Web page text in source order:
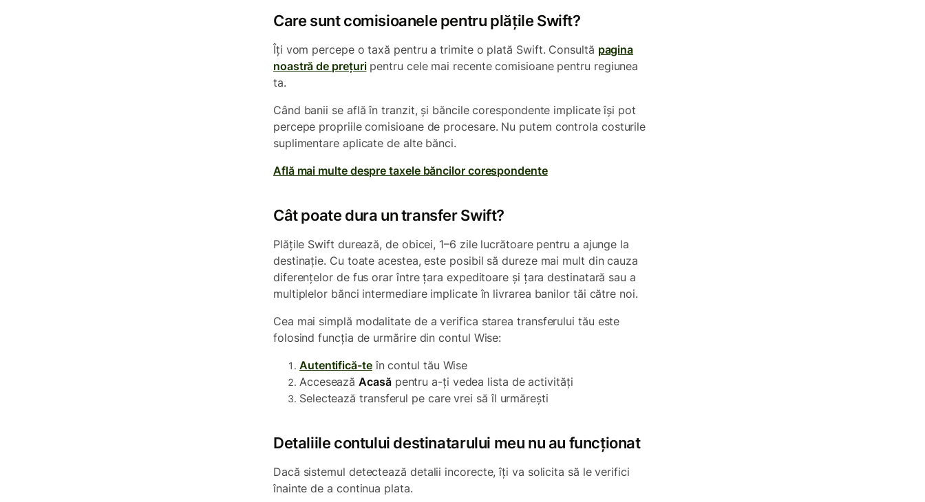
Care sunt comisioanele pentru plățile Swift?
Îți vom percepe o taxă pentru a trimite o plată Swift. Consultă pagina
noastră de prețuripentru cele mai recente comisioane pentru regiunea
ta.
Când banii se află în tranzit, și băncile corespondente implicate își pot
percepe propriile comisioane de procesare. Nu putem controla costurile
suplimentare aplicate de alte bănci.
Află mai multe despre taxele băncilor corespondente
Cât poate dura un transfer Swift?
Plățile Swift durează, de obicei, 1–6 zile lucrătoare pentru a ajunge la
destinație. Cu toate acestea, este posibil să dureze mai mult din cauza
diferențelor de fus orar între țara expeditoare și țara destinatară sau a
multiplelor bănci intermediare implicate în livrarea banilor tăi către noi.
Cea mai simplă modalitate de a verifica starea transferului tău este
folosind funcția de urmărire din contul Wise:
Autentifică-teîn contul tău Wise
AcceseazăAcasăpentru a-ți vedea lista de activități
Selectează transferul pe care vrei să îl urmărești
Detaliile contului destinatarului meu nu au funcționat
Dacă sistemul detectează detalii incorecte, îți va solicita să le verifici
înainte de a continua plata.